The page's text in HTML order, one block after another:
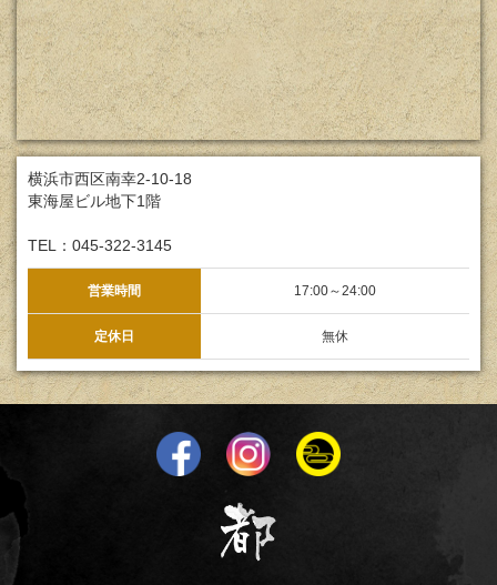
横浜市西区南幸2-10-18
東海屋ビル地下1階
TEL：045-322-3145
営業時間 17:00～24:00
定休日 無休